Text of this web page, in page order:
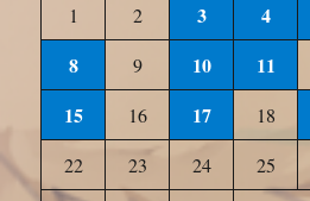
1
2 3 4
8
9 10 11
15
16 17 18
22
23 24 25